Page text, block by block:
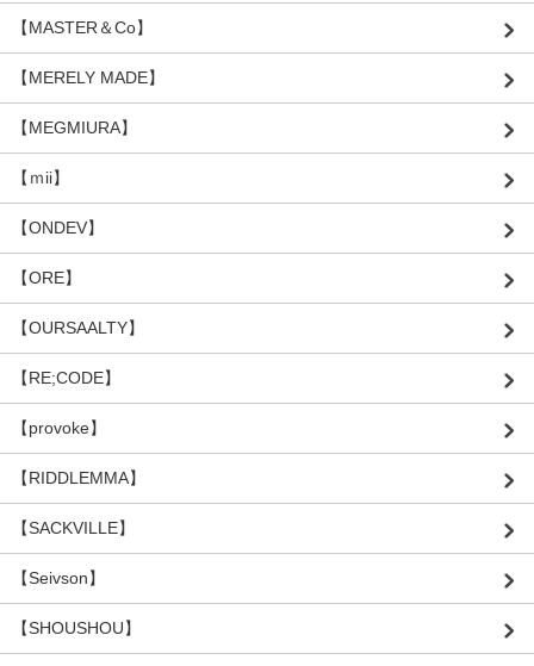
【MASTER＆Co】
【MERELY MADE】
【MEGMIURA】
【ｍii】
【ONDEV】
【ORE】
【OURSAALTY】
【RE;CODE】
【provoke】
【RIDDLEMMA】
【SACKVILLE】
【Seivson】
【SHOUSHOU】